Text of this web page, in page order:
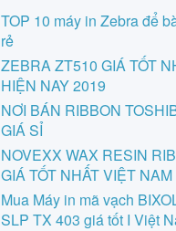
TOP 10 máy in Zebra để
rẻ
ZEBRA ZT510 GIÁ TỐT
HIỆN NAY 2019
NƠI BÁN RIBBON
GIÁ SỈ
NOVEXX WAX RESIN
GIÁ TỐT NHẤT VIỆT NAM
Mua Máy in mã vạch
SLP TX 403 giá tốt I Việt